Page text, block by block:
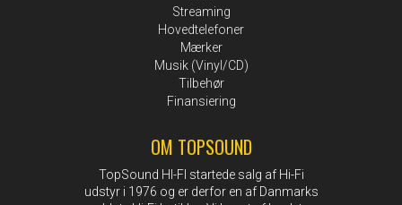
Streaming
Hovedtelefoner
Mærker
Musik (Vinyl/CD)
Tilbehør
Finansiering
OM TOPSOUND
TopSound HI-FI startede salg af Hi-Fi
udstyr i 1976 og er derfor en af Danmarks